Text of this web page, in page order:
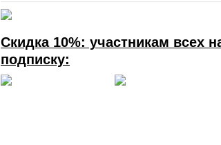
Скидка 10%: участникам всех
подписку: